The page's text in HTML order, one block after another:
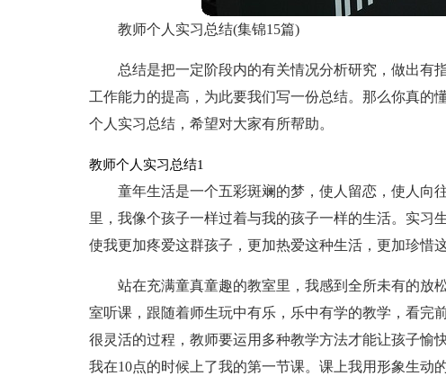
教师个人实习总结(集锦15篇)
总结是把一定阶段内的有关情况分析研究，做出有
工作能力的提高，为此要我们写一份总结。那么你真的
个人实习总结，希望对大家有所帮助。
教师个人实习总结1
童年生活是一个五彩斑斓的梦，使人留恋，使人向
里，我像个孩子一样过着与我的孩子一样的生活。实习
使我更加疼爱这群孩子，更加热爱这种生活，更加珍惜
站在充满童真童趣的教室里，我感到全所未有的放
室听课，跟随着师生玩中有乐，乐中有学的教学，看完
很灵活的过程，教师要运用多种教学方法才能让孩子愉
我在10点的时候上了我的第一节课。课上我用形象生动